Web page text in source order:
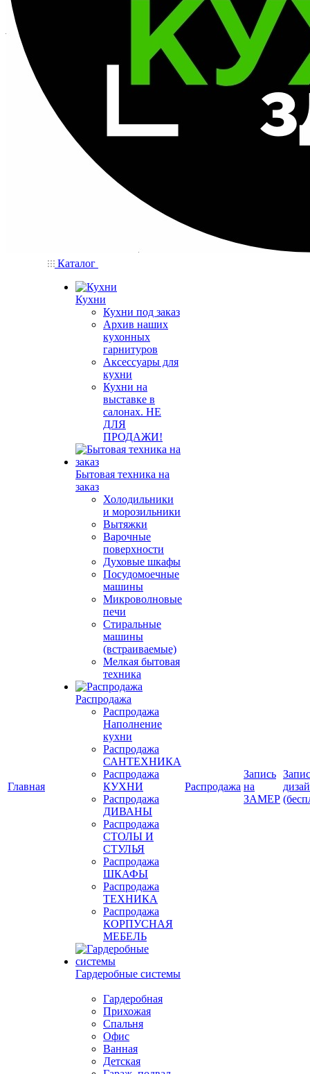
Главная
Каталог
Кухни
Кухни под заказ
Архив наших
кухонных
гарнитуров
Аксессуары для
кухни
Кухни на
выставке в
салонах. НЕ
ДЛЯ
ПРОДАЖИ!
Бытовая техника на
заказ
Холодильники
и морозильники
Вытяжки
Варочные
поверхности
Духовые шкафы
Посудомоечные
машины
Микроволновые
печи
Стиральные
машины
(встраиваемые)
Мелкая бытовая
техника
Распродажа
Распродажа
Наполнение
кухни
Распродажа
САНТЕХНИКА
Распродажа
КУХНИ
Распродажа
ДИВАНЫ
Распродажа
СТОЛЫ И
СТУЛЬЯ
Распродажа
ШКАФЫ
Распродажа
ТЕХНИКА
Распродажа
КОРПУСНАЯ
МЕБЕЛЬ
Гардеробные системы
Гардеробная
Прихожая
Спальня
Офис
Ванная
Детская
Распродажа
Запись
на
ЗАМЕР